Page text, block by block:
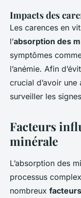
Impacts des
Les carences en
l’absorption des
symptômes
l’anémie. Afin
crucial d’avoir
surveiller les
Facteurs
minérale
L’absorption des
processus
nombreux facteurs